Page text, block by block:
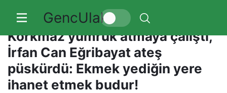
GencUlak
Eski Fenerbahçeli Egemen
Korkmaz yumruk atmaya çalıştı,
İrfan Can Eğribayat ateş
püskürdü: Ekmek yediğin yere
ihanet etmek budur!